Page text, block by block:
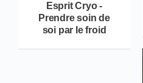
Esprit Cryo -
Prendre soin de
soi par le froid